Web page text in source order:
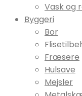
Vask og
Byggeri
Bor
Fræsere
Hulsave
Mejsler